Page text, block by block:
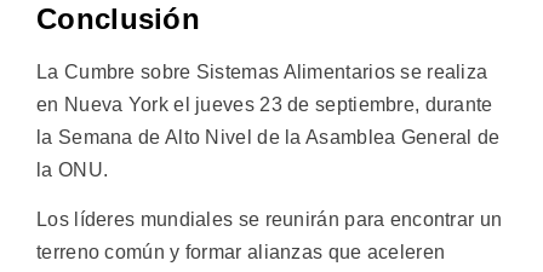
Conclusión
La Cumbre sobre Sistemas Alimentarios se realiza
en Nueva York el jueves 23 de septiembre, durante
la Semana de Alto Nivel de la Asamblea General de
la ONU.
Los líderes mundiales se reunirán para encontrar un
terreno común y formar alianzas que aceleren